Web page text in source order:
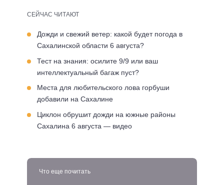
СЕЙЧАС ЧИТАЮТ
Дожди и свежий ветер: какой будет погода в
Сахалинской области 6 августа?
Тест на знания: осилите 9/9 или ваш
интеллектуальный багаж пуст?
Места для любительского лова горбуши
добавили на Сахалине
Циклон обрушит дожди на южные районы
Сахалина 6 августа — видео
Что еще почитать